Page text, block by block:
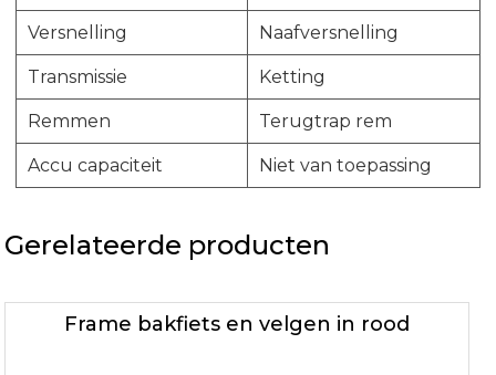
Versnelling Naafversnelling
Transmissie Ketting
Remmen Terugtrap rem
Accu capaciteit Niet van toepassing
Gerelateerde producten
Frame bakfiets en velgen in rood